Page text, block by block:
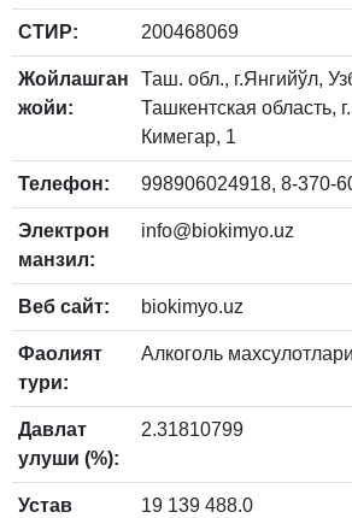
СТИР: 200468069
Жойлашган
жойи:
Таш. обл., г.Янгийўл,
Ташкентская область,
Кимегар, 1
Телефон: 998906024918, 8-370-
Электрон
манзил:
info@biokimyo.uz
Веб сайт: biokimyo.uz
Фаолият
тури:
Алкоголь махсулотлари
Давлат
улуши (%):
2.31810799
Устав
19 139 488.0